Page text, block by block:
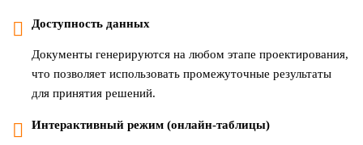
Доступность данных
Документы генерируются на любом этапе проектирования,
что позволяет использовать промежуточные результаты
для принятия решений.
Интерактивный режим (онлайн-таблицы)